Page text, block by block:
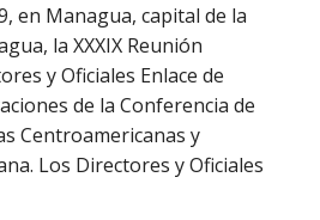
en Managua, capital de la
la XXXIX Reunión
y Oficiales Enlace de
de la Conferencia de
Centroamericanas y
Los Directores y Oficiales